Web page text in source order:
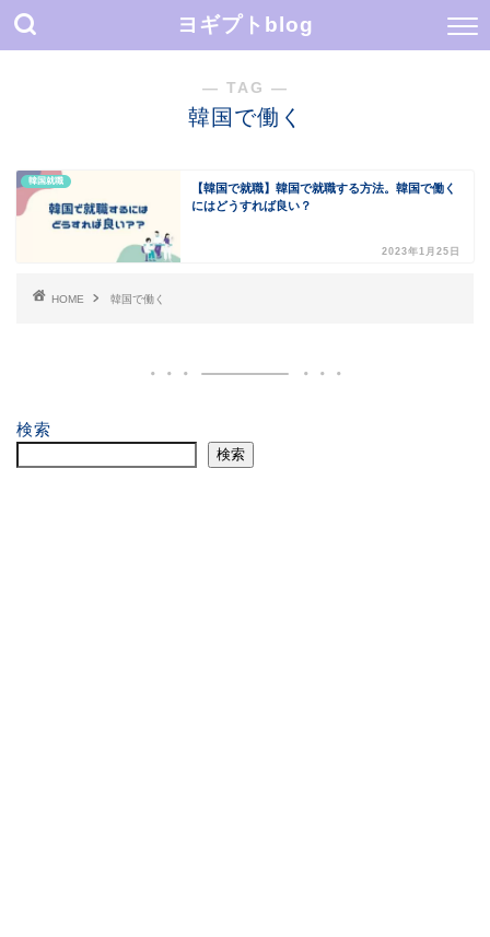
ヨギプトblog
― TAG ―
韓国で働く
韓国就職
【韓国で就職】韓国で就職する方法。韓国で働く
にはどうすれば良い？
2023年1月25日
HOME 韓国で働く
検索
検索